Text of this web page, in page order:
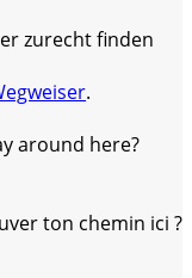
zurecht finden
.
around here?
ton chemin ici ?